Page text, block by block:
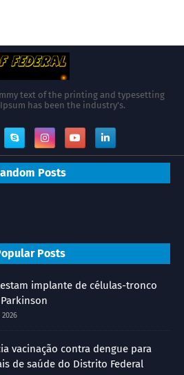
text of the printing and typesetting
has been the industry's.
Posts
Posts
implante de células-tronco
vacinação contra dengue para
de saúde do Distrito Federal